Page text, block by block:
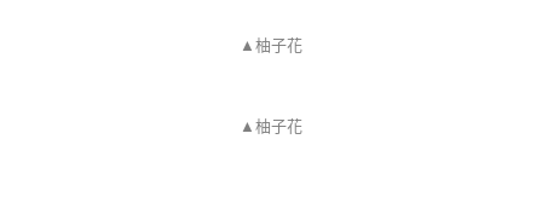
▲柚子花
▲柚子花